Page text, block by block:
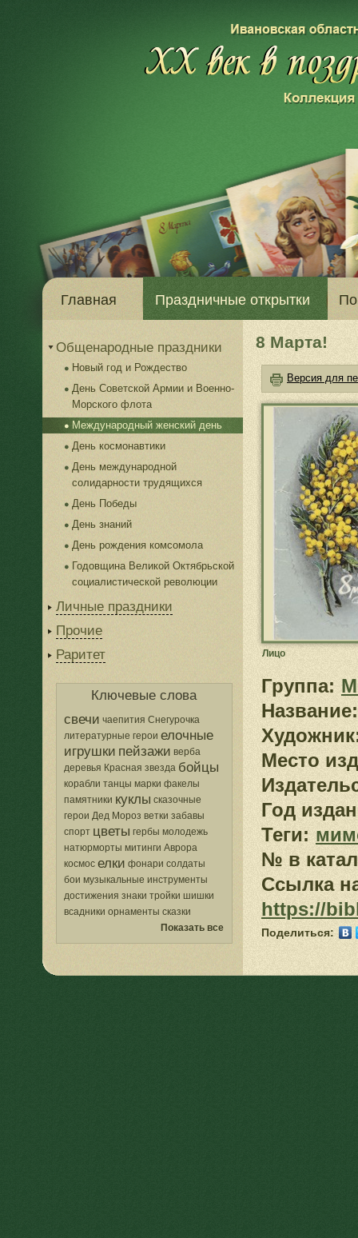
Главная Праздничные открытки
Общенародные праздники
Новый год и Рождество
День Советской Армии и Военно-
Морского флота
Международный женский день
День космонавтики
День международной
солидарности трудящихся
День Победы
День знаний
День рождения комсомола
Годовщина Великой Октябрьской
социалистической революции
Личные праздники
Прочие
Раритет
Ключевые слова
свечи чаепития Снегурочка
литературные герои елочные
игрушки пейзажи верба
деревья Красная звезда бойцы
корабли танцы марки факелы
памятники куклы сказочные
герои Дед Мороз ветки забавы
спорт цветы гербы молодежь
натюрморты митинги Аврора
космос елки фонари солдаты
бои музыкальные инструменты
достижения знаки тройки шишки
всадники орнаменты сказки
Показать все
8 Марта!
Версия для
Лицо
Группа:
Название:
Место
Год
Теги:
№ в
Ссылка
https://
Поделиться: